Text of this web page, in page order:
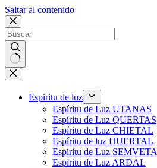
Saltar al contenido
Sin
resultados
Espiritu de luz
Espíritu de Luz UTANAS
Espíritu de Luz QUERTAS
Espíritu de Luz CHIETAL
Espíritu de luz HUERTAL
Espíritu de Luz SEMVETA
Espíritu de Luz ARDAL